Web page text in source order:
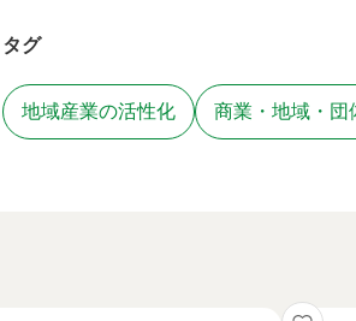
タグ
地域産業の活性化 商業・地域・団